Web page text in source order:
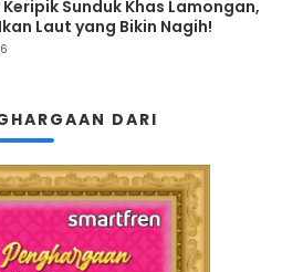
Sunduk Khas Lamongan,
Laut yang Bikin Nagih!
DARI